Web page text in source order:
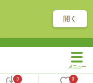
開く
0 0